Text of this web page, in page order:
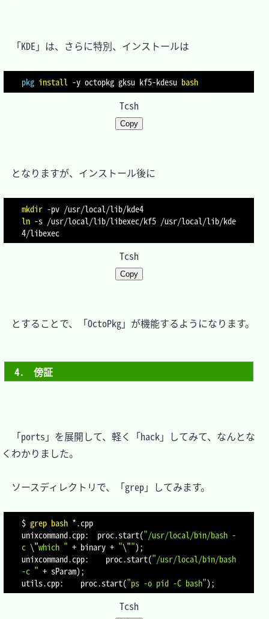
「KDE」は、さらに特別、インストールは
pkg install -y octopkg gksu kf5-kdesu bash
Tcsh
Copy
となりますが、インストール後に
mkdir -pv
ln -s /usr/local/lib/libexec/kf5 /usr/local/lib/kde
Tcsh
Copy
とすることで、「OctoPkg」が機能するようになります。
4.　傍証
「ports」を展開して、軽く「hack」してみて、なんとな
くわかりました。
ソースディレクトリで、「grep」してみます。
$ grep bash *.cpp
unixcommand.cpp:  proc.start("/usr/local/bin/bash -
c \"which " + binary + "\"");
unixcommand.cpp:    proc.start("/usr/local/bin/bash
-c " + sParam);
utils.cpp:    proc.start("ps -o pid -C bash");
Tcsh